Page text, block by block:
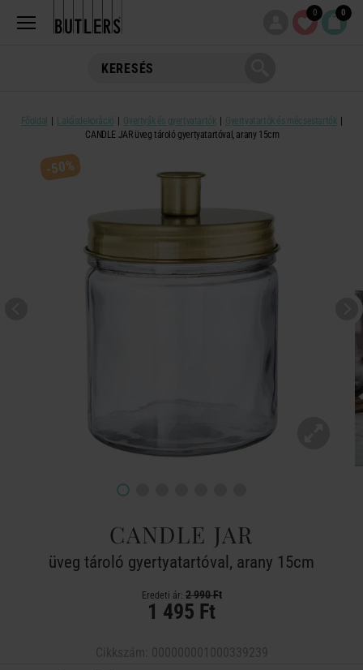
0 0
Főoldal Lakásdekoráció Gyertyák és gyertyatartók
Gyertyatartók és mécsestartók
CANDLE JAR üveg tároló gyertyatartóval, arany 15cm
-50%
CANDLE JAR
üveg tároló gyertyatartóval, arany 15cm
Eredeti ár:2 990 Ft
1 495 Ft